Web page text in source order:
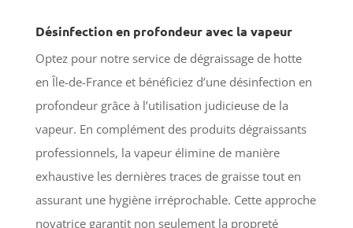
Désinfection en profondeur avec la vapeur
Optez pour notre service de dégraissage de hotte
en Île-de-France et bénéficiez d’une désinfection en
profondeur grâce à l’utilisation judicieuse de la
vapeur. En complément des produits dégraissants
professionnels, la vapeur élimine de manière
exhaustive les dernières traces de graisse tout en
assurant une hygiène irréprochable. Cette approche
novatrice garantit non seulement la propreté